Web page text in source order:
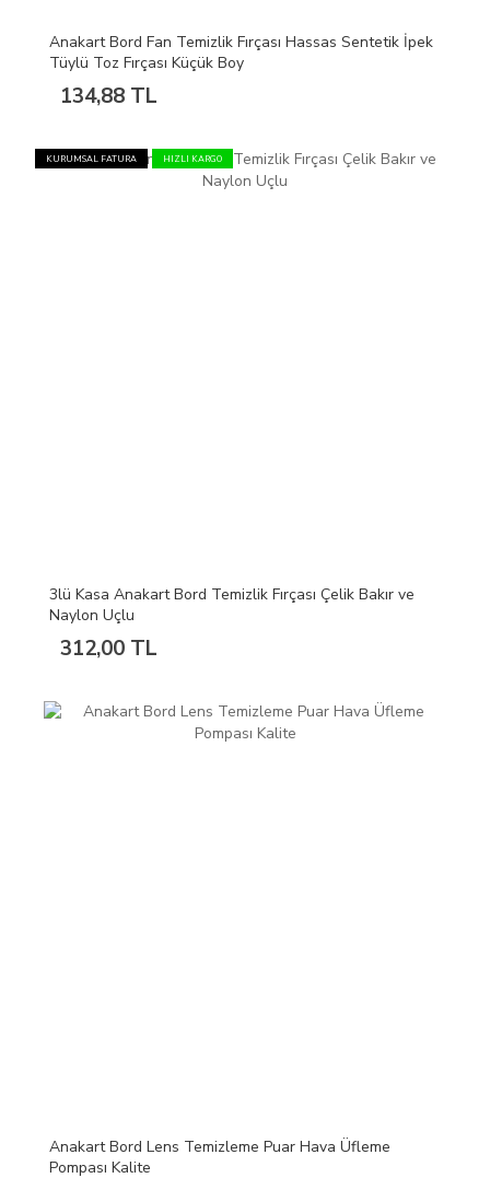
Anakart Bord Fan Temizlik Fırçası Hassas Sentetik İpek
Tüylü Toz Fırçası Küçük Boy
134,88 TL
KURUMSAL FATURA HIZLI KARGO
3lü Kasa Anakart Bord Temizlik Fırçası Çelik Bakır ve
Naylon Uçlu
312,00 TL
Anakart Bord Lens Temizleme Puar Hava Üfleme
Pompası Kalite